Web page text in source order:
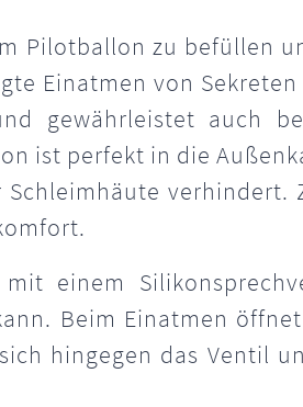
Pilotballon zu befüllen
Einatmen von
gewährleistet auch
ist perfekt in die
verhindert.
mit einem
Beim Einatmen
hingegen das Ventil